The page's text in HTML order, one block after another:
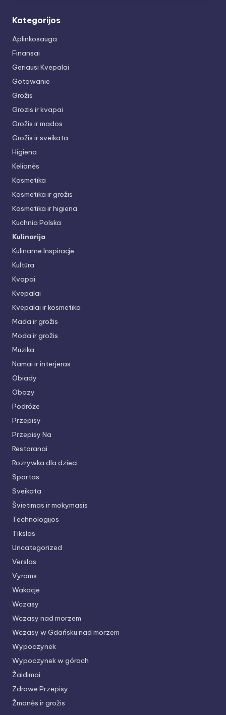
Kategorijos
Aplinkosauga
Finansai
Geriausi Kvepalai
Gotowanie
Grožis
Grozis ir kvapai
Grožis ir mados
Grožis ir sveikata
Higiena
Kelionės
Kosmetika
Kosmetika ir grožis
Kosmetika ir higiena
Kuchnia Polska
Kulinarija
Kulinarne Inspiracje
Kultūra
Kvapai
Kvepalai
Kvepalai ir kosmetika
Mada ir grožis
Moda ir grožis
Muzika
Namai ir interjeras
Obiady
Obozy
Podróże
Przepisy
Przepisy Na
Restoranai
Rozrywka dla dzieci
Sportas
Sveikata
Švietimas ir mokymasis
Technologijos
Tikslas
Uncategorized
Verslas
Vyrams
Wakacje
Wczasy
Wczasy nad morzem
Wczasy w Gdańsku nad morzem
Wypoczynek
Wypoczynek w górach
Žaidimai
Zdrowe Przepisy
Žmonės ir grožis